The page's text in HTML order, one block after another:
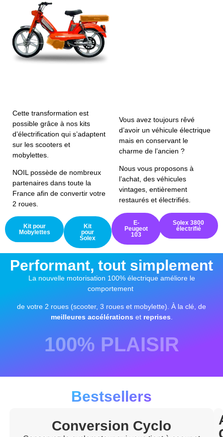
Kit pour mobylettes
Peugeot
Motobécane
Cette transformation est
possible grâce à nos kits
d’électrification qui s’adaptent
sur les scooters et
mobylettes.
NOIL possède de nombreux
partenaires dans toute la
France afin de convertir votre
2 roues.
Kit pour
Mobylettes
Kit
pour
Solex
Peugeot 103 électrifié
Vous avez toujours rêvé
d’avoir un véhicule électrique
mais en conservant le
charme de l’ancien ?
Nous vous proposons à
l’achat, des véhicules
vintages, entièrement
restaurés et électrifiés.
E-
Peugeot
103
Solex 3800
électrifié
Performant, tout simplement
La nouvelle motorisation 100% électrique améliore le
comportement
de votre 2 roues (scooter, 3 roues et mobylette). À la clé, de
meilleures accélérations et reprises
100% PLAISIR
Bestsellers
Conversion Cyclo